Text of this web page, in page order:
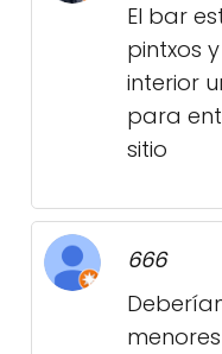
El bar
pintxos
interior
para
sitio
666